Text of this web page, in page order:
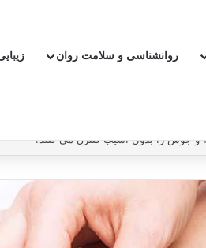
روانشناسی و سلامت روان
را کاهش دهیم؟